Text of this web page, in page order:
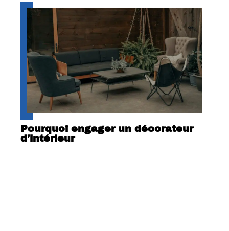
Pourquoi engager un décorateur
d’intérieur